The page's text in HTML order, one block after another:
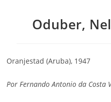
Oduber,
Oranjestad (Aruba), 1947
PorFernando Antonio da Costa